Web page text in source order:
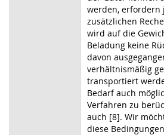
werden, erfordern
zusätzlichen
wird auf die
Beladung keine
davon
verhältnismäßig
transportiert
Bedarf auch
Verfahren zu
auch [8]. Wir
diese